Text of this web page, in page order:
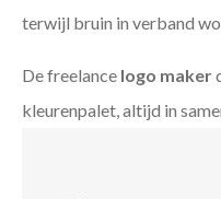
terwijl bruin in verband
De freelance logo maker
kleurenpalet, altijd in